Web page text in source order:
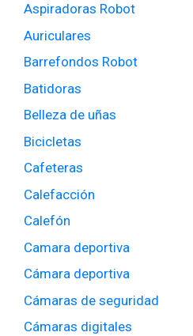
Aspiradoras Robot
Auriculares
Barrefondos Robot
Batidoras
Belleza de uñas
Bicicletas
Cafeteras
Calefacción
Calefón
Camara deportiva
Cámara deportiva
Cámaras de seguridad
Cámaras digitales